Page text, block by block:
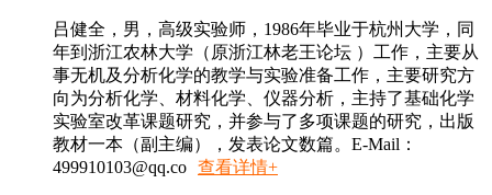
吕健全，男，高级实验师，1986年毕业于杭州大学，同
年到浙江农林大学（原浙江林老王论坛 ）工作，主要从
事无机及分析化学的教学与实验准备工作，主要研究方
向为分析化学、材料化学、仪器分析，主持了基础化学
实验室改革课题研究，并参与了多项课题的研究，出版
教材一本（副主编），发表论文数篇。E-Mail：
499910103@qq.co 查看详情+